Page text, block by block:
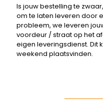
Is jouw bestelling te
om te laten leveren door
probleem, we leveren
voordeur / straat op het
eigen leveringsdienst. Dit
weekend plaatsvinden.